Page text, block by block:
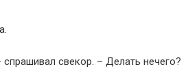
свекор. – Делать нечего?